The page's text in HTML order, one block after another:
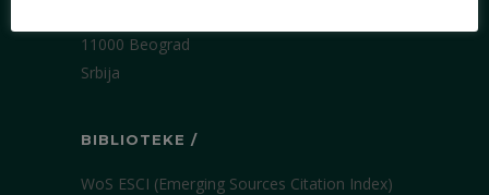
11000 Beograd
Srbija
BIBLIOTEKE /
WoS ESCI (Emerging Sources Citation Index)